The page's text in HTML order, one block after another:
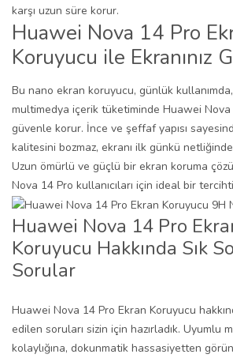
karşı uzun süre korur.
Huawei Nova 14 Pro
Koruyucu ile Ekranınız
Bu nano ekran koruyucu, günlük
multimedya içerik tüketiminde Huawei Nova
güvenle korur. İnce ve şeffaf yapısı
kalitesini bozmaz, ekranı ilk günkü
Uzun ömürlü ve güçlü bir ekran koruma
Nova 14 Pro kullanıcıları için ideal bir
Huawei Nova 14 Pro
Koruyucu Hakkında Sık
Sorular
Huawei Nova 14 Pro Ekran Koruyucu
edilen soruları sizin için hazırladık. Uyumlu
kolaylığına, dokunmatik hassasiyetten